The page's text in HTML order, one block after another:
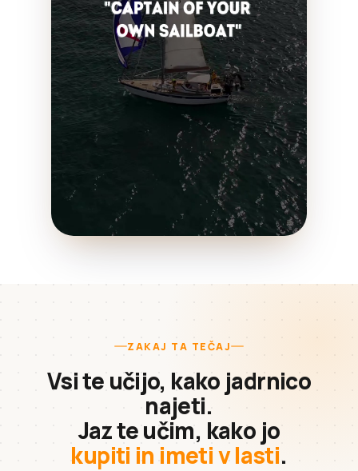
ZAKAJ TA TEČAJ
Vsi te učijo, kako jadrnico
najeti.
Jaz te učim, kako jo
kupiti in imeti v lasti.